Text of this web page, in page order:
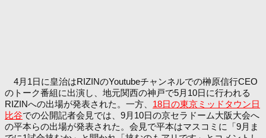
4月1日に皇治はRIZINのYoutubeチャンネルでの榊原信行CEO
のトーク番組に出演し、地元関西の神戸で5月10日に行われる
RIZINへの出場が発表された。一方、 18日の東京ミッドタウン日
比谷での公開記者会見では、9月10日の京セラドーム大阪大会へ
の平本らの出場が発表された。会見で平本はマスコミに「9月ま